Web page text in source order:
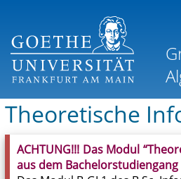
Theoretische
ACHTUNG!!! Das Modul
aus dem Bachelorstudiengang